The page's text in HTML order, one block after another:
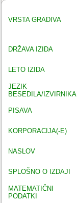
VRSTA GRADIVA
DRŽAVA IZIDA
LETO IZIDA
JEZIK
BESEDILA/IZVIRNIKA
PISAVA
KORPORACIJA(-E)
NASLOV
SPLOŠNO O IZDAJI
MATEMATIČNI
PODATKI